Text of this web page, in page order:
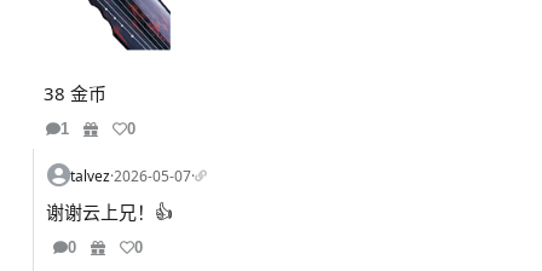
38 金币
1 0
talvez·2026-05-07·
谢谢云上兄！👍
0 0